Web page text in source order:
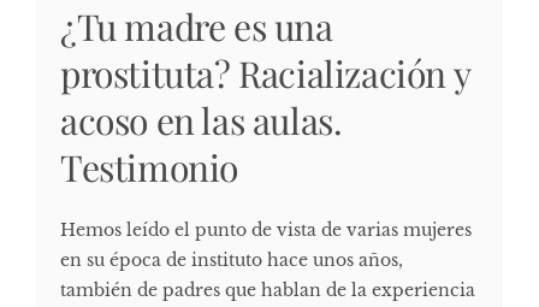
¿Tu madre es una
prostituta? Racialización y
acoso en las aulas.
Testimonio
Hemos leído el punto de vista de varias mujeres
en su época de instituto hace unos años,
también de padres que hablan de la experiencia